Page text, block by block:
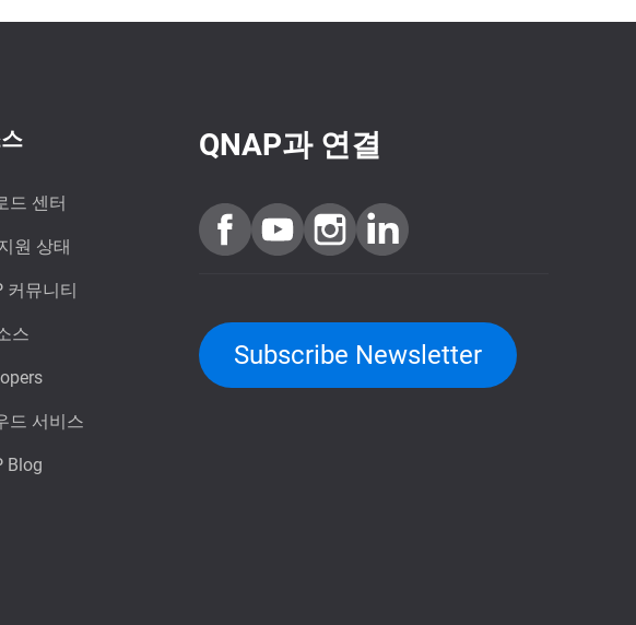
드 센터
원 상태
커뮤니티
스
드 서비스
Blog
QNAP과 연결
Subscribe Newsletter